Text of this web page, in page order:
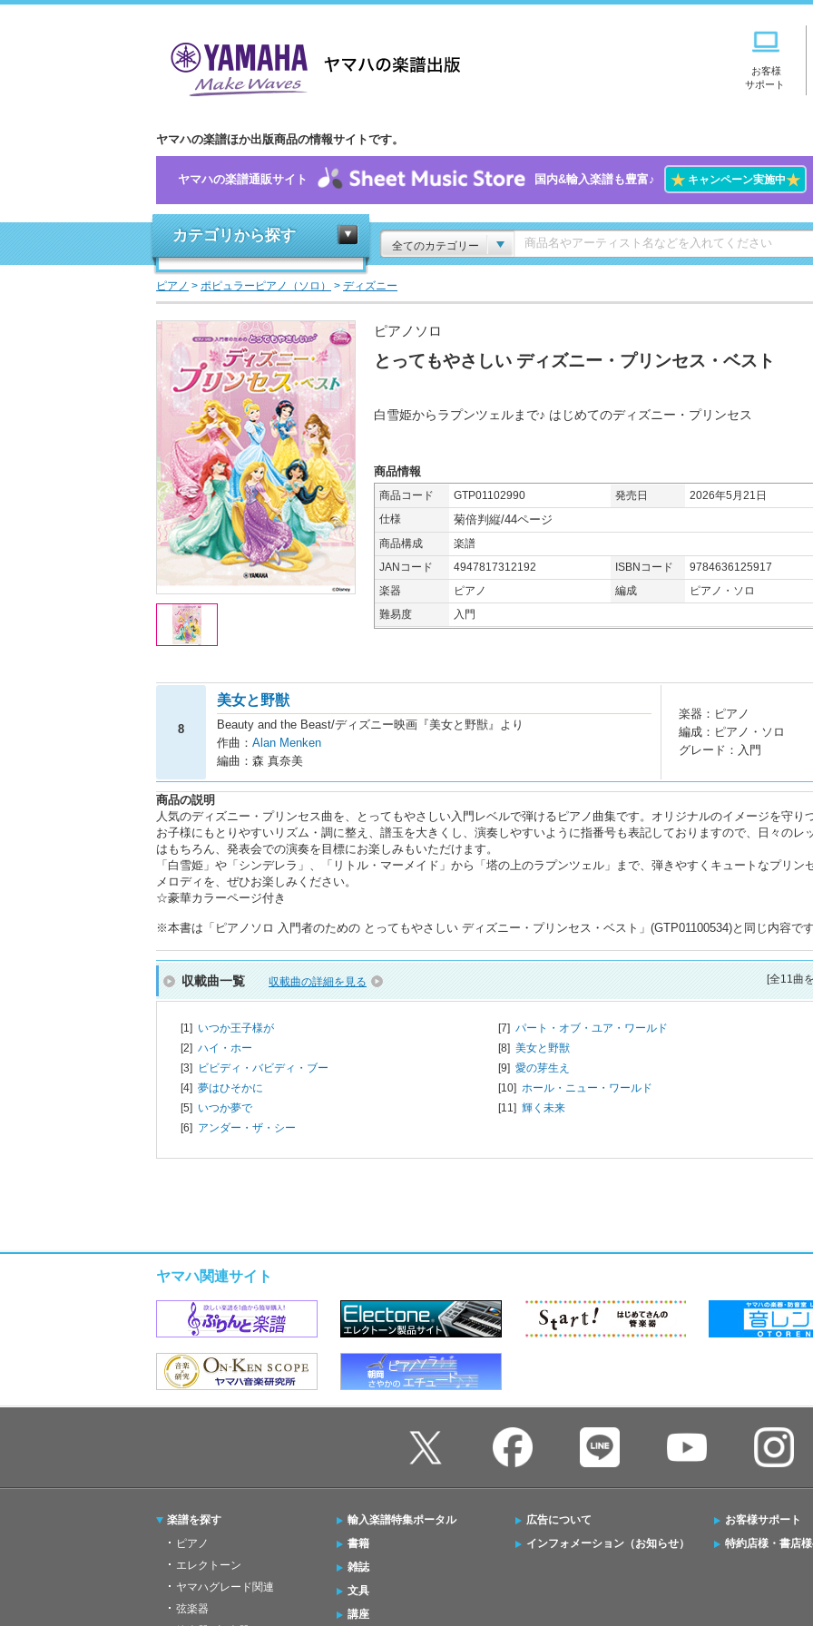
お客様
サポート
ヤマハの楽譜ほか出版商品の情報サイトです。
ヤマハの楽譜通販サイト 国内&輸入楽譜も豊富♪ ★キャンペーン実施中★
カテゴリから探す
全てのカテゴリー
ピアノ > ポピュラーピアノ（ソロ） > ディズニー
ピアノソロ
とってもやさしい ディズニー・プリンセス・ベスト
白雪姫からラプンツェルまで♪ はじめてのディズニー・プリンセス
商品情報
商品コード GTP01102990 発売日
2026年5月21日
仕様
菊倍判縦/44ページ
商品構成
楽譜
JANコード
4947817312192 ISBNコード
9784636125917
楽器
ピアノ 編成
ピアノ・ソロ
難易度
入門
8
美女と野獣
Beauty and the Beast/ディズニー映画『美女と野獣』より
作曲： Alan Menken
編曲：森 真奈美
楽器：ピアノ
編成：ピアノ・ソロ
グレード：入門
商品の説明
人気のディズニー・プリンセス曲を、とってもやさしい入門レベルで弾けるピアノ曲集です。オリジナルのイメージを守りつ
お子様にもとりやすいリズム・調に整え、譜玉を大きくし、演奏しやすいように指番号も表記しておりますので、日々のレ
はもちろん、発表会での演奏を目標にお楽しみもいただけます。
「白雪姫」や「シンデレラ」、「リトル・マーメイド」から「塔の上のラプンツェル」まで、弾きやすくキュートなプリン
メロディを、ぜひお楽しみください。
☆豪華カラーページ付き
※本書は「ピアノソロ 入門者のための とってもやさしい ディズニー・プリンセス・ベスト」(GTP01100534)と同じ内容です
収載曲一覧 収載曲の詳細を見る [全11曲
[1] いつか王子様が
[2] ハイ・ホー
[3] ビビディ・バビディ・ブー
[4] 夢はひそかに
[5] いつか夢で
[6] アンダー・ザ・シー
[7] パート・オブ・ユア・ワールド
[8] 美女と野獣
[9] 愛の芽生え
[10] ホール・ニュー・ワールド
[11] 輝く未来
ヤマハ関連サイト
楽譜を探す
ピアノ
エレクトーン
ヤマハグレード関連
弦楽器
輸入楽譜特集ポータル
書籍
雑誌
文具
講座
広告について
インフォメーション（お知らせ）
お客様サポート
特約店様・書店